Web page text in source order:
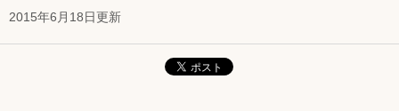
2015年6月18日更新